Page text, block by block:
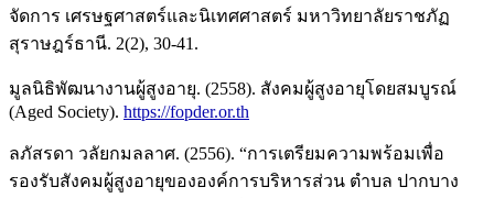
จัดการ เศรษฐศาสตร์และนิเทศศาสตร์ มหาวิทยาลัยราชภัฏ
สุราษฎร์ธานี. 2(2), 30-41.
มูลนิธิพัฒนางานผู้สูงอายุ. (2558). สังคมผู้สูงอายุโดยสมบูรณ์
(Aged Society). https://fopder.or.th
ลภัสรดา วลัยกมลลาศ. (2556). “การเตรียมความพร้อมเพื่อ
รองรับสังคมผู้สูงอายุขององค์การบริหารส่วน ตำบล ปากบาง